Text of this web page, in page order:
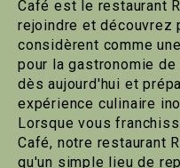
Café est le restaurant
rejoindre et découvrez
considèrent comme
pour la gastronomie
dès aujourd'hui et
expérience culinaire
Lorsque vous
Café, notre restaurant
qu'un simple lieu de